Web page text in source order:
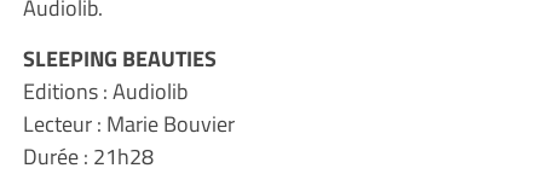
Audiolib.
SLEEPING BEAUTIES
Editions : Audiolib
Lecteur : Marie Bouvier
Durée : 21h28